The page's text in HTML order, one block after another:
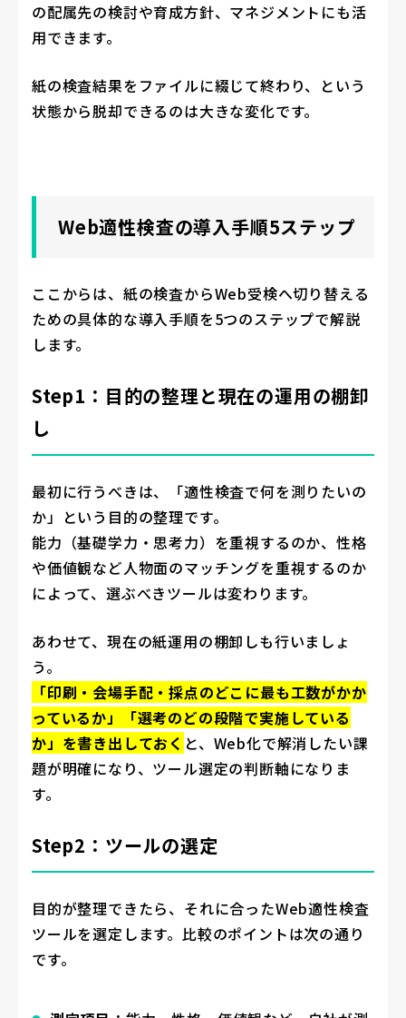
の配属先の検討や育成方針、マネジメントにも活
用できます。
紙の検査結果をファイルに綴じて終わり、という
状態から脱却できるのは大きな変化です。
Web適性検査の導入手順5ステップ
ここからは、紙の検査からWeb受検へ切り替える
ための具体的な導入手順を5つのステップで解説
します。
Step1：目的の整理と現在の運用の棚卸
し
最初に行うべきは、「適性検査で何を測りたいの
か」という目的の整理です。
能力（基礎学力・思考力）を重視するのか、性格
や価値観など人物面のマッチングを重視するのか
によって、選ぶべきツールは変わります。
あわせて、現在の紙運用の棚卸しも行いましょ
う。
「印刷・会場手配・採点のどこに最も工数がかか
っているか」「選考のどの段階で実施している
か」を書き出しておく と、Web化で解消したい課
題が明確になり、ツール選定の判断軸になりま
す。
Step2：ツールの選定
目的が整理できたら、それに合ったWeb適性検査
ツールを選定します。比較のポイントは次の通り
です。